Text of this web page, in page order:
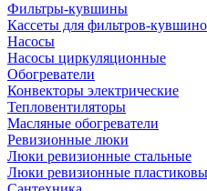
Фильтры-кувшины
Кассеты для фильтров-
Насосы
Насосы циркуляционные
Обогреватели
Конвекторы электрические
Тепловентиляторы
Масляные обогреватели
Ревизионные люки
Люки ревизионные стальные
Люки ревизионные